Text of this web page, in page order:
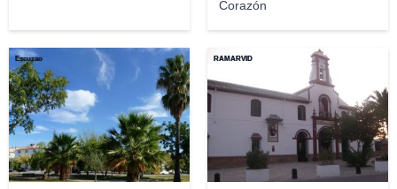
Corazón
Escuzao RAMARVID